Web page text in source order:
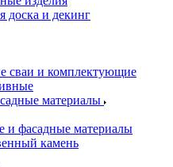
доска и декинг
сваи и комплектующие
материалы
и фасадные материалы
камень